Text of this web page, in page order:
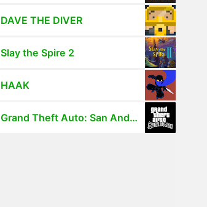
DAVE THE DIVER
Slay the Spire 2
HAAK
Grand Theft Auto: San Andreas